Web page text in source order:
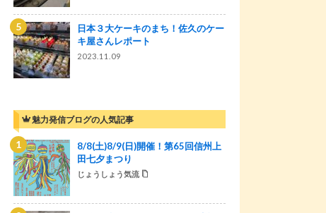
日本３大ケーキのまち！佐久のケー
キ屋さんレポート
2023.11.09
魅力発信ブログの人気記事
8/8(土)8/9(日)開催！第65回信州上
田七夕まつり
じょうしょう気流